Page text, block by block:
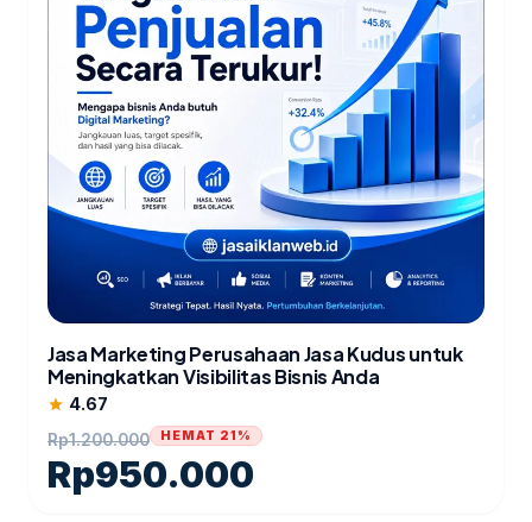
Jasa Marketing Perusahaan Jasa Kudus untuk
Meningkatkan Visibilitas Bisnis Anda
star 4.67
Rp1.200.000
Rp950.000
HEMAT 21%